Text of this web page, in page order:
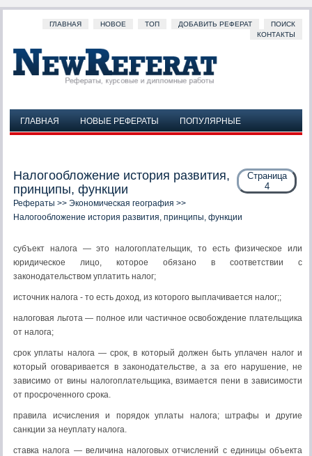
ГЛАВНАЯ НОВОЕ ТОП ДОБАВИТЬ РЕФЕРАТ
ПОИСК
КОНТАКТЫ
ГЛАВНАЯ НОВЫЕ РЕФЕРАТЫ
ПОПУЛЯРНЫЕ
Страница
4
Налогообложение история развития,
принципы, функции
Рефераты >> Экономическая география >>
Налогообложение история развития, принципы, функции
субъект налога — это налогоплательщик, то есть физическое или
юриди­ческое лицо, которое обязано в соответствии с
законодательством уплатить налог;
источник налога - то есть доход, из которого выплачивается налог;;
налоговая льгота — полное или частичное освобождение плательщика
от на­лога;
срок уплаты налога — срок, в который должен быть уплачен налог и
который оговаривается в законодательстве, а за его нарушение, не
зависимо от вины налогоплательщика, взимается пени в зависимости
от просроченного срока.
правила исчисления и порядок уплаты налога; штрафы и другие
санкции за неуплату налога.
ставка налога — величина налоговых отчислений с единицы объекта